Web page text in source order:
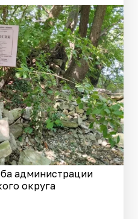
администрации
округа